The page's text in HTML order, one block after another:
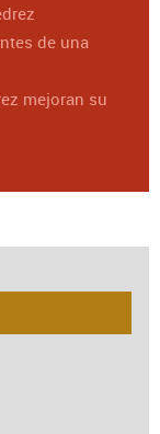
de una
mejoran su